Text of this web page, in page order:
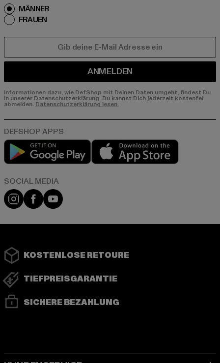
MÄNNER
FRAUEN
ANMELDEN
Informationen dazu, wie DefShop mit Deinen Daten umgeht, findest Du
in unserer Datenschutzerklärung. Du kannst Dich jederzeit kostenfei
abmelden. Datenschutzerklärung lesen.
Play market
Instagram
FacebookYouTube
KOSTENLOSE RETOURE
TIEFPREISGARANTIE
SICHERE BEZAHLUNG